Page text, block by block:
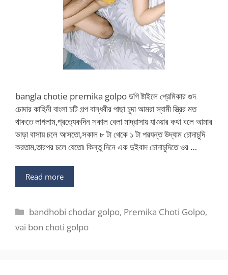
bangla chotie premika golpo ডগি ষ্টাইলে প্রেমিকার গুদ
চোদার কাহিনী বাংলা চটি গল্প বান্ধবীর পাছা চুদা আমরা স্বামী স্ত্রির মত
থাকতে লাগলাম,প্রত্যেকদিন সকাল বেলা মাদ্রাসায় যাওয়ার কথা বলে আমার
ভাড়া বাসায় চলে আসতো,সকাল ৮ টা থেকে ১ টা পরযন্ত উদ্যাম চোদাচুদি
করতাম,তারপর চলে যেতো৷ কিন্তু দিনে এক দুইবাদ চোদাচুদিতে ওর …
Read more
Categories
bandhobi chodar golpo, Premika Choti Golpo,
vai bon choti golpo